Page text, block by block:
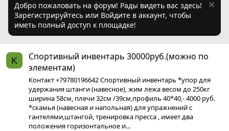
Добро пожаловать на форум! Рады видеть вас здесь!
Зарегистрируйтесь или Войдите в аккаунт, чтобы
иметь полный доступ к площадке!
K
Спортивный инвентарь 30000руб.(можно по
элементам)
Контакт +79780196642 Спортивный инвентарь *упор для
удержания штанги (навесное), жим лежа весом до 250кг
ширина 58см, плечи 32см /39см,профиль 40*40,- 4000 руб.
*скамья (навесная и напольная) для упражнений с
гантелями,штангой, тренировка пресса , имеет два
положения горизонтальное и...